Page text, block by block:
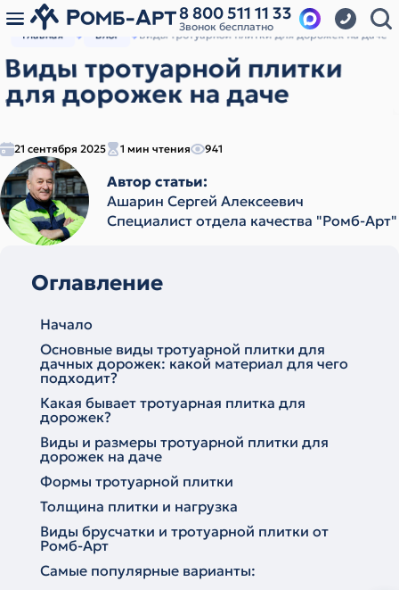
8 800 511 11 33
Звонок бесплатно
Главная Блог Виды тротуарной плитки для дорожек на даче
Виды тротуарной плитки
для дорожек на даче
21 сентября 2025 1 мин чтения 941
Автор статьи:
Ашарин Сергей Алексеевич
Cпециалист отдела качества "Ромб-Арт"
Оглавление
Начало
Основные виды тротуарной плитки для
дачных дорожек: какой материал для чего
подходит?
Какая бывает тротуарная плитка для
дорожек?
Виды и размеры тротуарной плитки для
дорожек на даче
Формы тротуарной плитки
Толщина плитки и нагрузка
Виды брусчатки и тротуарной плитки от
Ромб-Арт
Самые популярные варианты: